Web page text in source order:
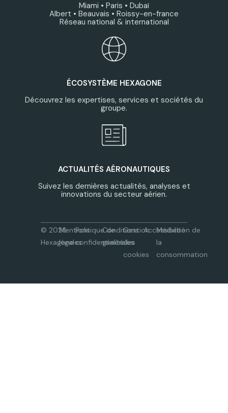
Miami • Paris • Dubaï
Albert • Beauvais • Roissy-en-france
Réseau national & international
ÉCOSYSTÈME HEXAGONE
Découvrez les expertises, services et sociétés du
groupe.
ACTUALITÉS AÉRONAUTIQUES
Suivez les dernières actualités, analyses et
innovations du secteur aérien.
© 2026
Hexagone
Mentions
légales
Politique de
confidentialité
Conditions
générales
Gestion
des
cookies
Accessibilité
Médiation de
la
consommation